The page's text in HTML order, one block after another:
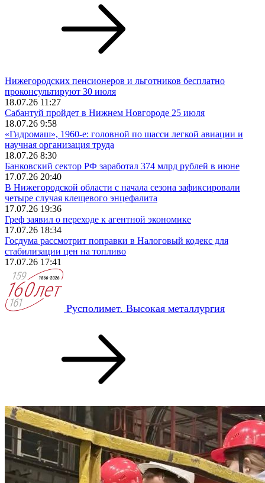
Нижегородских пенсионеров и льготников бесплатно
проконсультируют 30 июля
18.07.26 11:27
Сабантуй пройдет в Нижнем Новгороде 25 июля
18.07.26 9:58
«Гидромаш», 1960-е: головной по шасси легкой авиации и
научная организация труда
18.07.26 8:30
Банковский сектор РФ заработал 374 млрд рублей в июне
17.07.26 20:40
В Нижегородской области с начала сезона зафиксировали
четыре случая клещевого энцефалита
17.07.26 19:36
Греф заявил о переходе к агентной экономике
17.07.26 18:34
Госдума рассмотрит поправки в Налоговый кодекс для
стабилизации цен на топливо
17.07.26 17:41
Русполимет. Высокая металлургия